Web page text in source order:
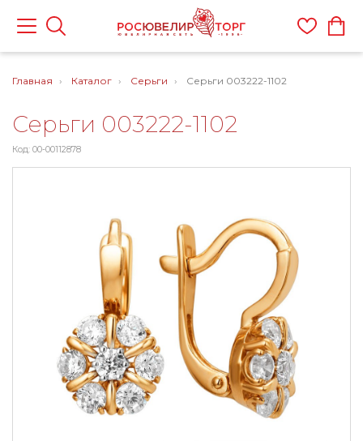
Главная Каталог Серьги Серьги 003222-1102
Серьги 003222-1102
Код: 00-00112878